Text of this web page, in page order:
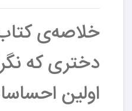
خلاصه‌ی
دختری که
اولین